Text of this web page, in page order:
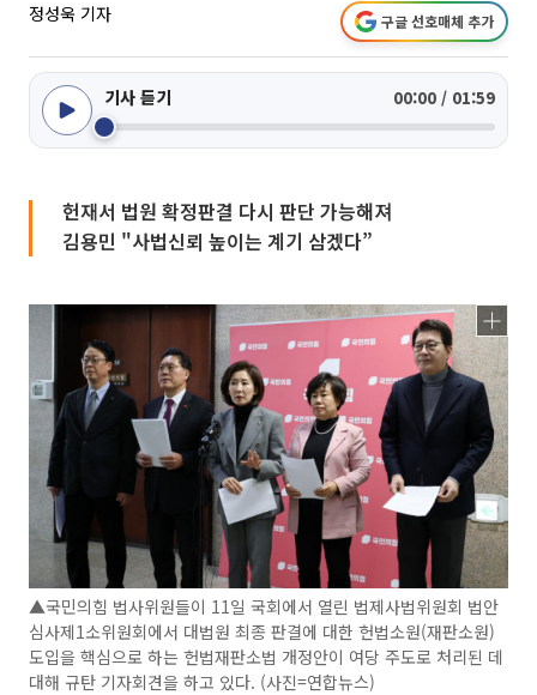
정성욱 기자 구글 선호매체 추가
기사 듣기 00:00 / 01:59
헌재서 법원 확정판결 다시 판단 가능해져
김용민 "사법신뢰 높이는 계기 삼겠다”
▲국민의힘 법사위원들이 11일 국회에서 열린 법제사법위원회 법안
심사제1소위원회에서 대법원 최종 판결에 대한 헌법소원(재판소원)
도입을 핵심으로 하는 헌법재판소법 개정안이 여당 주도로 처리된 데
대해 규탄 기자회견을 하고 있다. (사진=연합뉴스)